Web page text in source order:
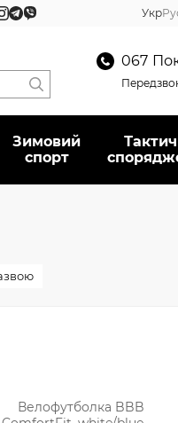
Укр
067
Зимовий
спорт